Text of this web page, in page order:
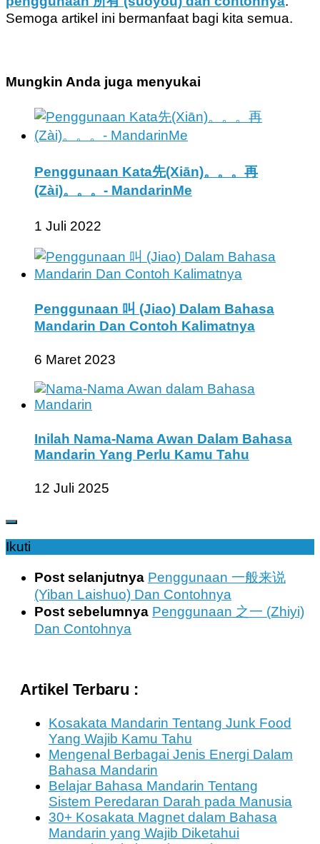
Semoga artikel ini bermanfaat bagi kita semua.
Mungkin Anda juga menyukai
Penggunaan Kata先(Xiān)。。。再
(Zài)。。。- MandarinMe
1 Juli 2022
Penggunaan 叫 (Jiao) Dalam Bahasa
Mandarin Dan Contoh Kalimatnya
6 Maret 2023
Inilah Nama-Nama Awan Dalam Bahasa
Mandarin Yang Perlu Kamu Tahu
12 Juli 2025
Ikuti
Post selanjutnya Penggunaan 一般来说
(Yiban Laishuo) Dan Contohnya
Post sebelumnya Penggunaan 之一 (Zhiyi)
Dan Contohnya
Artikel Terbaru :
Kosakata Mandarin Tentang Junk Food
Yang Wajib Kamu Tahu
Mengenal Berbagai Jenis Energi Dalam
Bahasa Mandarin
Belajar Bahasa Mandarin Tentang
Sistem Peredaran Darah pada Manusia
30+ Kosakata Magnet dalam Bahasa
Mandarin yang Wajib Diketahui